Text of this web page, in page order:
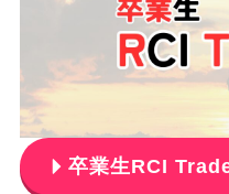
卒業生RCI